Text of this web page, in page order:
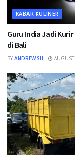
KABAR KULINER
Guru India Jadi
di Bali
BY ANDREW SH